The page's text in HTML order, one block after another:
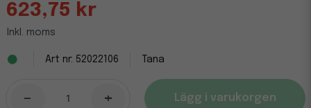
623,75 kr
Inkl. moms
52022106 Tana
- + Lägg i varukorgen